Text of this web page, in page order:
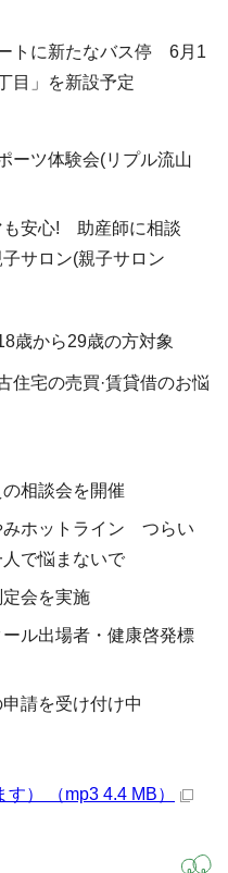
トに新たなバス停 6月1
目」を新設予定
ーツ体験会(リプル流山
も安心! 助産師に相談
サロン(親子サロン
歳から29歳の方対象
宅の売買·賃貸借のお悩
相談会を開催
みホットライン つらい
で悩まないで
会を実施
ル出場者・健康啓発標
請を受け付け中
） （mp3 4.4 MB）